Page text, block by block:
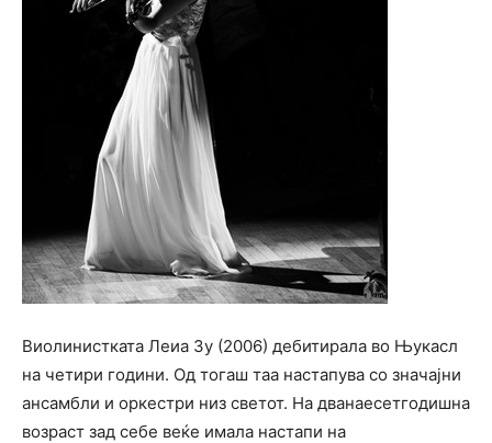
Виолинистката Леиа Зу (2006) дебитирала во Њукасл
на четири години. Од тогаш таа настапува со значајни
ансамбли и оркестри низ светот. На дванаесетгодишна
возраст зад себе веќе имала настапи на